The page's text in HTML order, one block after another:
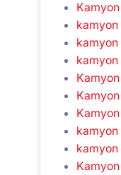
Kamyon
kamyon
kamyon
kamyon
Kamyon
kamyon